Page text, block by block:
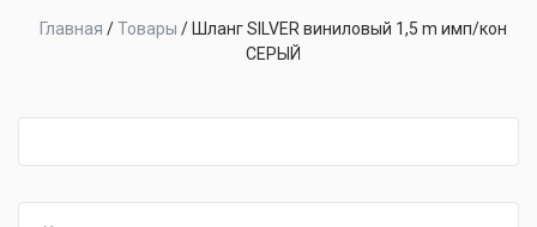
Главная /Товары / Шланг SILVER виниловый 1,5 m имп/кон
СЕРЫЙ